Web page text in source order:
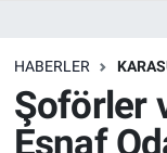
HABERLER
Şoförler
Esnaf